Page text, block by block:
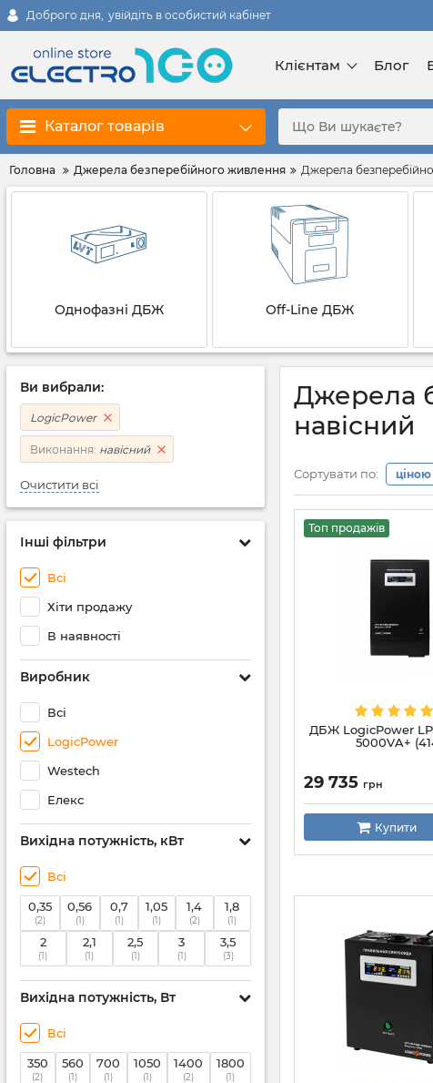
Доброго дня, увійдіть в особистий кабінет
Клієнтам Блог
Каталог товарів
Головна Джерела безперебійного живлення Джерела
Однофазні ДБЖ Off-Line ДБЖ
Ви вибрали:
LogicPower
Виконання: навісний
Очистити всі
Інші фільтри
Всі
Хіти продажу
В наявності
Виробник
Всі
LogicPower
Westech
Елекс
Вихідна потужність, кВт
Всі
0,35
(2)
0,56
(1)
0,7
(1)
1,05
(1)
1,4
(2)
1,8
(1)
2
(1)
2,1
(1)
2,5
(1)
3
(1)
3,5
(3)
Вихідна потужність, Вт
Всі
350
(2)
560
(1)
700
(1)
1050
(1)
1400
(2)
1800
(1)
Джерела
навісний
Сортувати по: ціною
Топ продажів
ДБЖ LogicPower
5000VA+
29 735 грн
Купити